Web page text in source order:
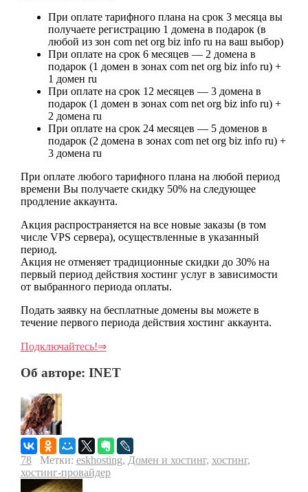
При оплате тарифного плана на срок 3 месяца вы
получаете регистрацию 1 домена в подарок (в
любой из зон com net org biz info ru на ваш выбор)
При оплате на срок 6 месяцев — 2 домена в
подарок (1 домен в зонах com net org biz info ru) +
1 домен ru
При оплате на срок 12 месяцев — 3 домена в
подарок (1 домен в зонах com net org biz info ru) +
2 домена ru
При оплате на срок 24 месяцев — 5 доменов в
подарок (2 домена в зонах com net org biz info ru) +
3 домена ru
При оплате любого тарифного плана на любой период
времени Вы получаете скидку 50% на следующее
продление аккаунта.
Акция распространяется на все новые заказы (в том
числе VPS сервера), осуществленные в указанный
период.
Акция не отменяет традиционные скидки до 30% на
первый период действия хостинг услуг в зависимости
от выбранного периода оплаты.
Подать заявку на бесплатные домены вы можете в
течение первого периода действия хостинг аккаунта.
Подключайтесь!⇒
Об авторе: INET
78 Метки: eskhosting, Домен и хостинг, хостинг,
хостинг-провайдер